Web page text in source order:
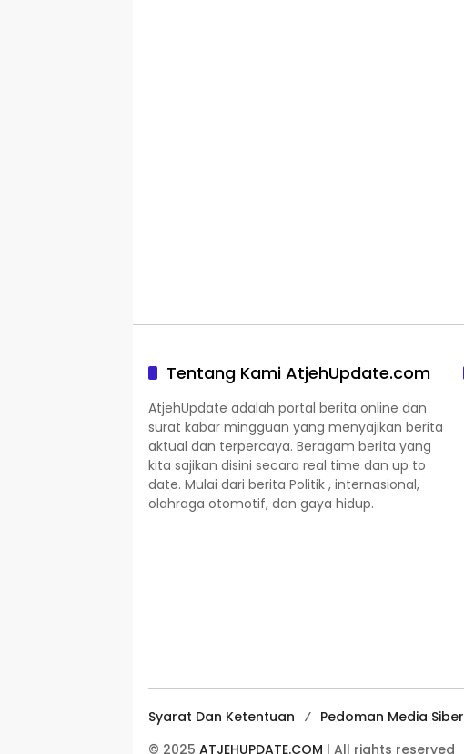
Tentang Kami AtjehUpdate.com
AtjehUpdate adalah portal berita online dan
surat kabar mingguan yang menyajikan berita
aktual dan terpercaya. Beragam berita yang
kita sajikan disini secara real time dan up to
date. Mulai dari berita Politik , internasional,
olahraga otomotif, dan gaya hidup.
Syarat Dan Ketentuan Pedoman Media Siber
© 2025 ATJEHUPDATE.COM | All rights reserved